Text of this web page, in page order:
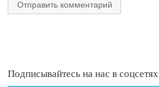
Подписывайтесь на нас в соцсетях